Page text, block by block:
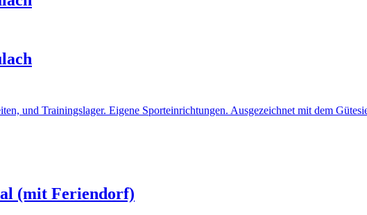
und Trainingslager. Eigene Sporteinrichtungen. Ausgezeichnet mit dem
(mit Feriendorf)